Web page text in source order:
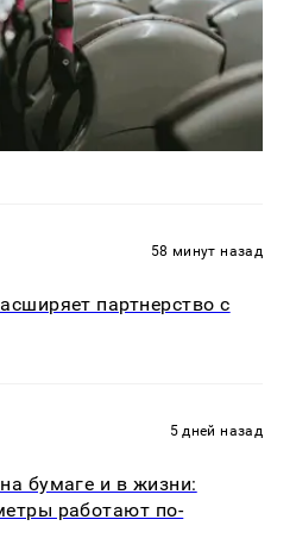
58 минут назад
партнерство с
5 дней назад
бумаге и в жизни:
работают по-